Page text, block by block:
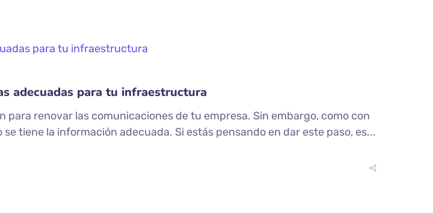
adecuadas para tu infraestructura
renovar las comunicaciones de tu empresa. Sin embargo, como con
tiene la información adecuada. Si estás pensando en dar este paso, es...